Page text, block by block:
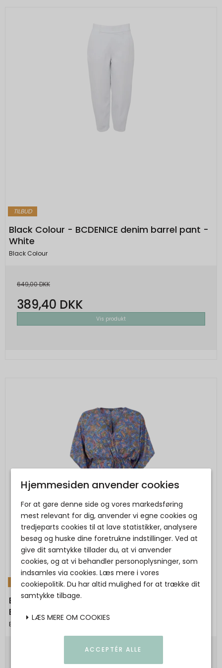
TILBUD
Black Colour - BCDENICE denim barrel pant -
White
Black Colour
649,00 DKK
389,40 DKK
Vis produkt
TILBUD
Black Colour - BCLUNA V-neck blouse- Violet
Blue
Black Colour
Hjemmesiden anvender cookies
For at gøre denne side og vores markedsføring
mest relevant for dig, anvender vi egne cookies og
tredjeparts cookies til at lave statistikker, analysere
besøg og huske dine foretrukne indstillinger. Ved at
give dit samtykke tillader du, at vi anvender
cookies, og at vi behandler personoplysninger, som
indsamles via cookies. Læs mere i vores
cookiepolitik. Du har altid mulighed for at trække dit
samtykke tilbage.
LÆS MERE OM COOKIES
ACCEPTÉR ALLE